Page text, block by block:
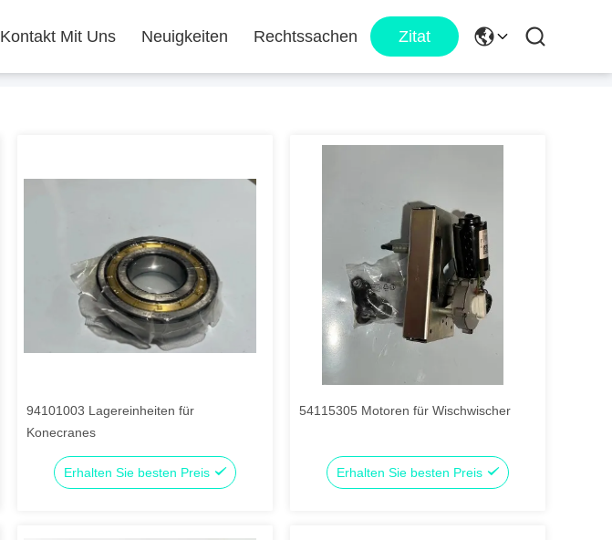
Kontakt Mit Uns Neuigkeiten Rechtssachen Zitat
94101003 Lagereinheiten für
Konecranes
Erhalten Sie besten Preis
54115305 Motoren für Wischwischer
Erhalten Sie besten Preis